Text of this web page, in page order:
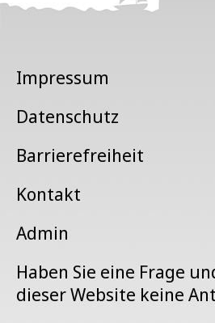
Impressum
Datenschutz
Barrierefreiheit
Kontakt
Admin
Haben Sie eine Frage
dieser Website keine